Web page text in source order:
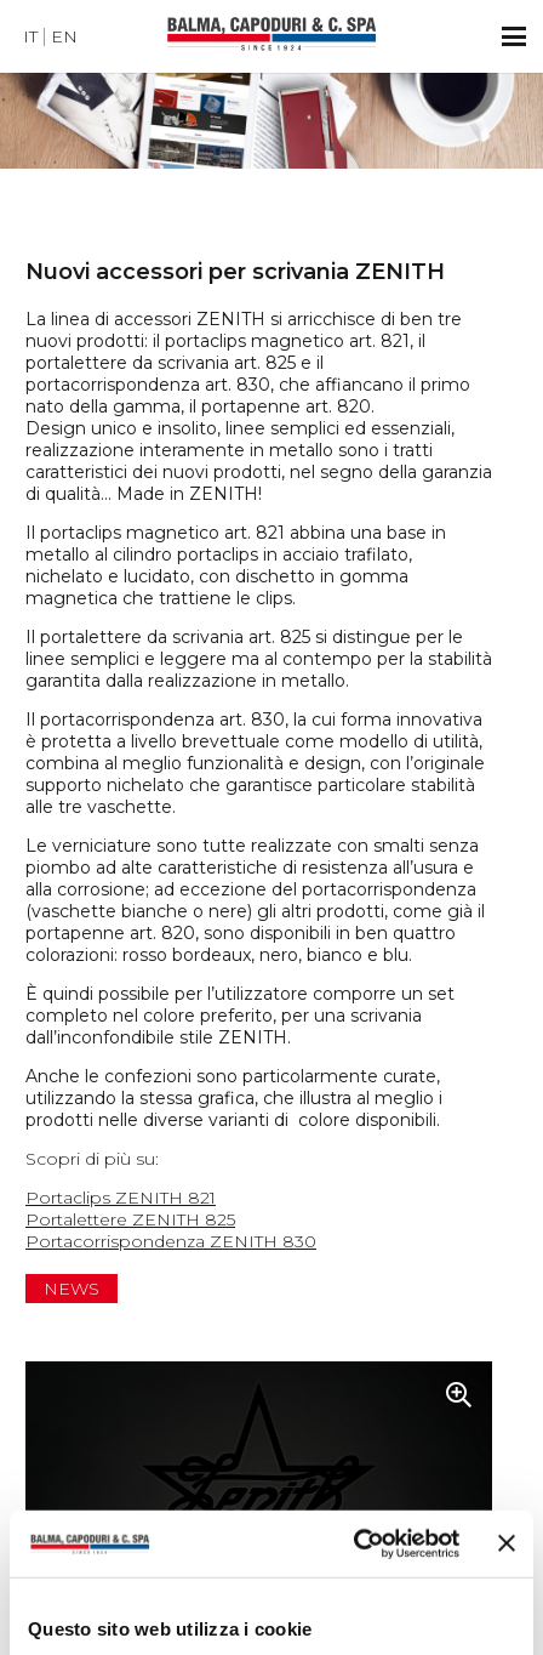
Questo sito web utilizza i cookie
IT EN
Nuovi accessori per scrivania ZENITH
La linea di accessori ZENITH si arricchisce di ben tre
nuovi prodotti: il portaclips magnetico art. 821, il
portalettere da scrivania art. 825 e il
portacorrispondenza art. 830, che affiancano il primo
nato della gamma, il portapenne art. 820.
Design unico e insolito, linee semplici ed essenziali,
realizzazione interamente in metallo sono i tratti
caratteristici dei nuovi prodotti, nel segno della garanzia
di qualità… Made in ZENITH!
Il portaclips magnetico art. 821 abbina una base in
metallo al cilindro portaclips in acciaio trafilato,
nichelato e lucidato, con dischetto in gomma
magnetica che trattiene le clips.
Il portalettere da scrivania art. 825 si distingue per le
linee semplici e leggere ma al contempo per la stabilità
garantita dalla realizzazione in metallo.
Il portacorrispondenza art. 830, la cui forma innovativa
è protetta a livello brevettuale come modello di utilità,
combina al meglio funzionalità e design, con l’originale
supporto nichelato che garantisce particolare stabilità
alle tre vaschette.
Le verniciature sono tutte realizzate con smalti senza
piombo ad alte caratteristiche di resistenza all’usura e
alla corrosione; ad eccezione del portacorrispondenza
(vaschette bianche o nere) gli altri prodotti, come già il
portapenne art. 820, sono disponibili in ben quattro
colorazioni: rosso bordeaux, nero, bianco e blu.
È quindi possibile per l’utilizzatore comporre un set
completo nel colore preferito, per una scrivania
dall’inconfondibile stile ZENITH.
Anche le confezioni sono particolarmente curate,
utilizzando la stessa grafica, che illustra al meglio i
prodotti nelle diverse varianti di colore disponibili.
Scopri di più su:
Portaclips ZENITH 821
Portalettere ZENITH 825
Portacorrispondenza ZENITH 830
NEWS